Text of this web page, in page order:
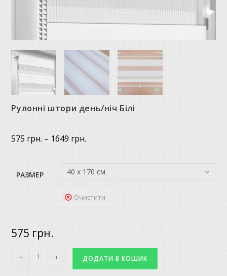
Рулонні штори день/ніч Білі
575 грн. – 1649 грн.
РАЗМЕР
40 х 170 см
Очистити
575 грн.
- + ДОДАТИ В КОШИК